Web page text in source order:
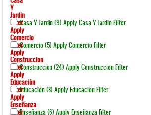
Y
Jardin
FilterCasa Y Jardin (9) Apply Casa Y Jardin Filter
Apply
Comercio
FilterComercio (5) Apply Comercio Filter
Apply
Construccion
FilterConstruccion (24) Apply Construccion Filter
Apply
Educación
FilterEducación (8) Apply Educación Filter
Apply
Enseñanza
FilterEnseñanza (6) Apply Enseñanza Filter